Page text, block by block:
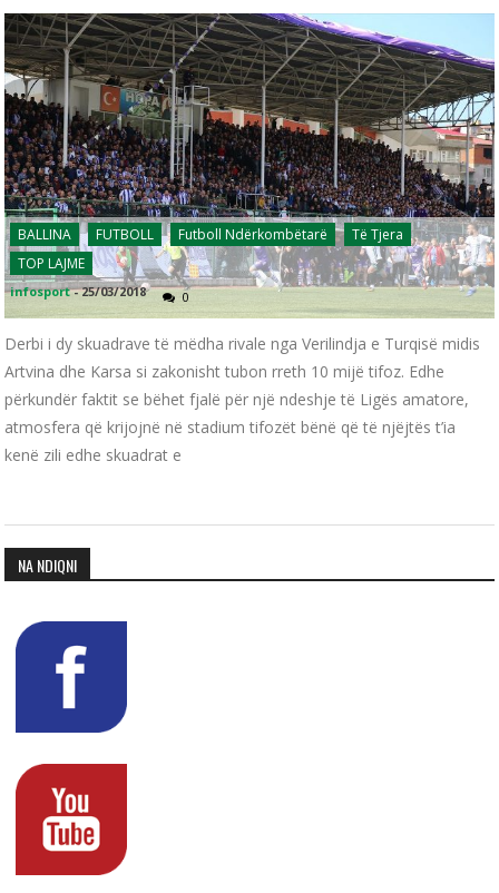
BALLINA FUTBOLL Futboll Ndërkombëtarë
Të Tjera
TOP LAJME
infosport -25/03/2018 0
Derbi i dy skuadrave të mëdha rivale nga Verilindja e Turqisë midis
Artvina dhe Karsa si zakonisht tubon rreth 10 mijë tifoz. Edhe
përkundër faktit se bëhet fjalë për një ndeshje të Ligës amatore,
atmosfera që krijojnë në stadium tifozët bënë që të njëjtës t’ia
kenë zili edhe skuadrat e
NA NDIQNI